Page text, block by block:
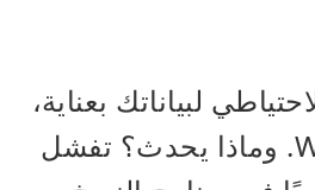
لبياناتك بعناية،
ولكن فجأة تغيرت أحرف محركات الأقراص في Windows. وماذا يحدث؟ تفشل